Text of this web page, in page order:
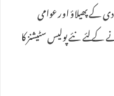
کے پھیلاؤ اور عوامی
لئے نئے پولیس سٹیشنز کا